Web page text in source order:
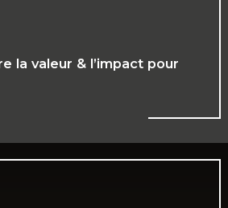
la valeur & l’impact pour